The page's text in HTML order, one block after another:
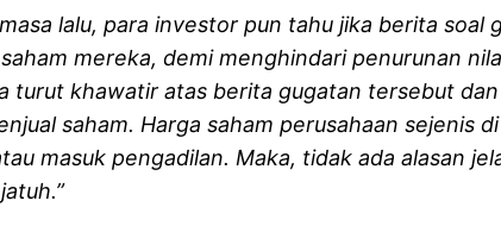
lalu, para investor pun tahu jika berita soal
mereka, demi menghindari penurunan
turut khawatir atas berita gugatan tersebut
saham. Harga saham perusahaan sejenis
masuk pengadilan. Maka, tidak ada alasan